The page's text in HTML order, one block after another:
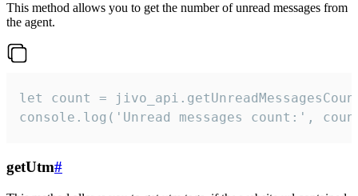
This method allows you to get the number of unread messages from
the agent.
let count =
console.log('Unread messages count:',
getUtm#